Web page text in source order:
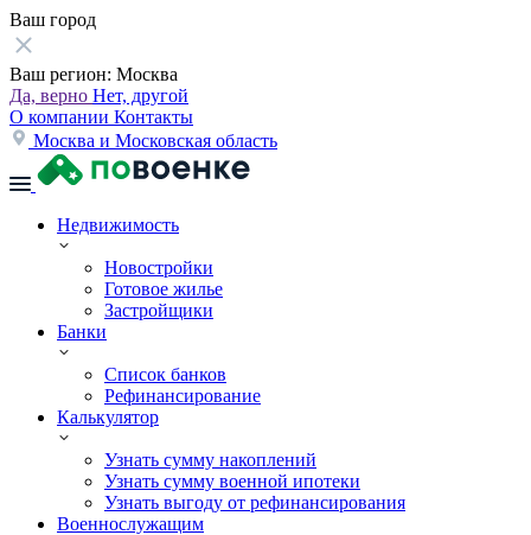
Ваш город
Ваш регион: Москва
Да, верно Нет, другой
О компании Контакты
Москва и Московская область
Недвижимость
Новостройки
Готовое жилье
Застройщики
Банки
Список банков
Рефинансирование
Калькулятор
Узнать сумму накоплений
Узнать сумму военной ипотеки
Узнать выгоду от рефинансирования
Военнослужащим